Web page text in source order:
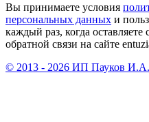
Вы принимаете условия
персональных данных и
каждый раз, когда
обратной связи на сайте
© 2013 - 2026 ИП Пауков И.А.